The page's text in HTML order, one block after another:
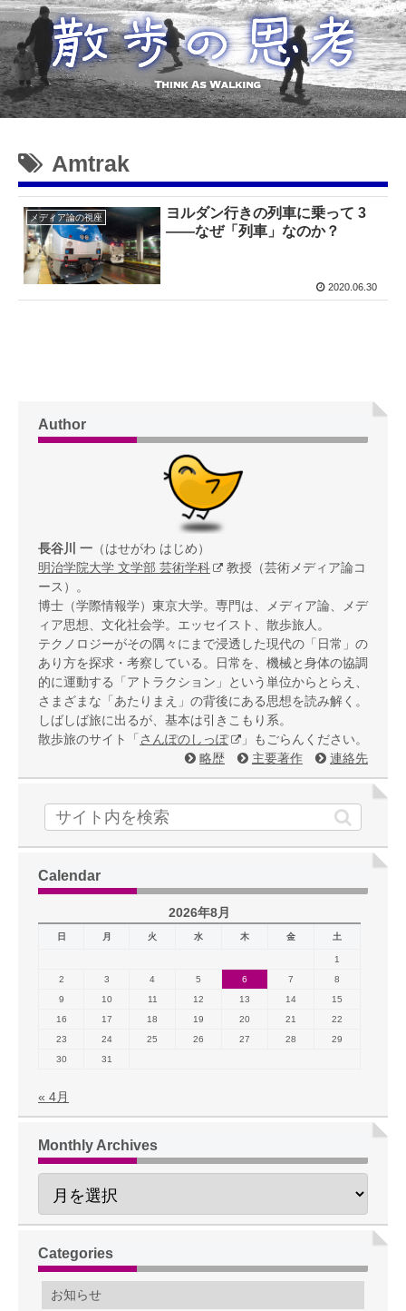
Amtrak
メディア論の視座
ヨルダン行きの列車に乗って 3
——なぜ「列車」なのか？
2020.06.30
Author
長谷川 一 （はせがわ はじめ）
明治学院大学 文学部 芸術学科
教授（芸術メディア論コ
ース）。
博士（学際情報学）東京大学。専門は、メディア論、メデ
ィア思想、文化社会学。エッセイスト、散歩旅人。
テクノロジーがその隅々にまで浸透した現代の「日常」の
あり方を探求・考察している。日常を、機械と身体の協調
的に運動する「アトラクション」という単位からとらえ、
さまざまな「あたりまえ」の背後にある思想を読み解く。
しばしば旅に出るが、基本は引きこもり系。
散歩旅のサイト「 さんぽのしっぽ
」もごらんください。
略歴
主要著作 連絡先
Calendar
2026年8月
日 月 火 水 木 金 土
1
2
3 4 5 6 7
8
9
10 11 12 13 14
15
16
17 18 19 20 21
22
23
24 25 26 27 28
29
30
31
« 4月
Monthly Archives
Categories
お知らせ